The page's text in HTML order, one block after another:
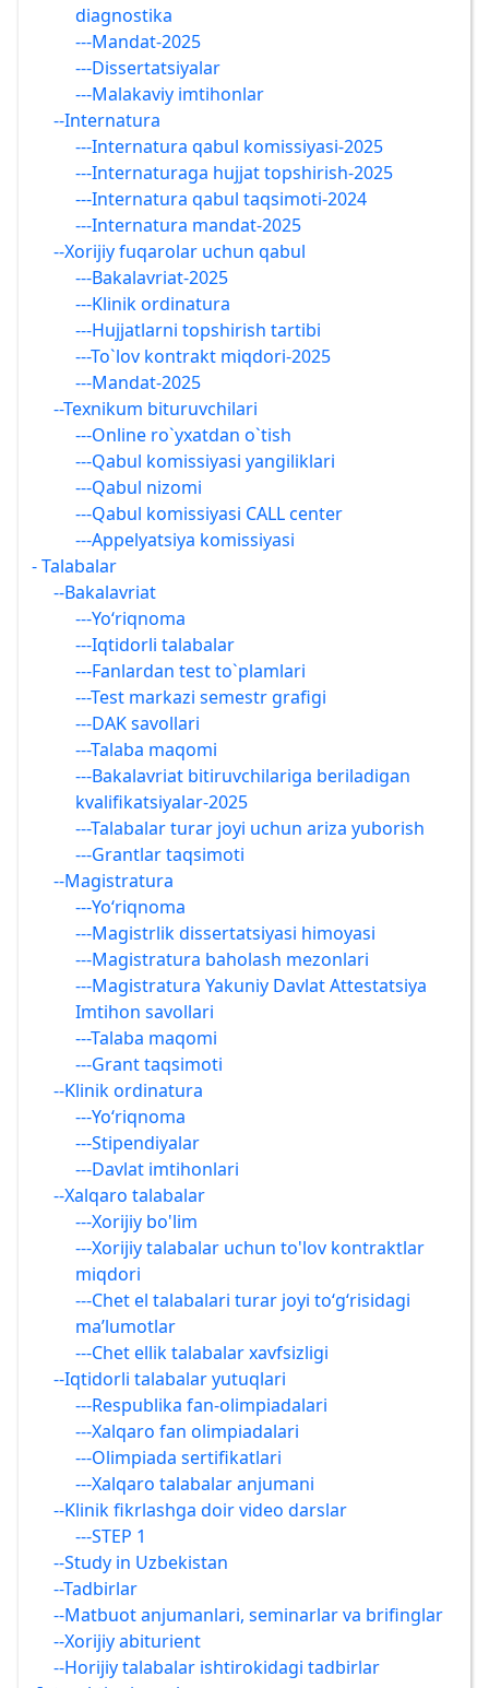
diagnostika
---Mandat-2025
---Dissertatsiyalar
---Malakaviy imtihonlar
--Internatura
---Internatura qabul komissiyasi-2025
---Internaturaga hujjat topshirish-2025
---Internatura qabul taqsimoti-2024
---Internatura mandat-2025
--Xorijiy fuqarolar uchun qabul
---Bakalavriat-2025
---Klinik ordinatura
---Hujjatlarni topshirish tartibi
---To`lov kontrakt miqdori-2025
---Mandat-2025
--Texnikum bituruvchilari
---Online ro`yxatdan o`tish
---Qabul komissiyasi yangiliklari
---Qabul nizomi
---Qabul komissiyasi CALL center
---Appelyatsiya komissiyasi
- Talabalar
--Bakalavriat
---Yo‘riqnoma
---Iqtidorli talabalar
---Fanlardan test to`plamlari
---Test markazi semestr grafigi
---DAK savollari
---Talaba maqomi
---Bakalavriat bitiruvchilariga beriladigan
kvalifikatsiyalar-2025
---Talabalar turar joyi uchun ariza yuborish
---Grantlar taqsimoti
--Magistratura
---Yo‘riqnoma
---Magistrlik dissertatsiyasi himoyasi
---Magistratura baholash mezonlari
---Magistratura Yakuniy Davlat Attestatsiya
Imtihon savollari
---Talaba maqomi
---Grant taqsimoti
--Klinik ordinatura
---Yo‘riqnoma
---Stipendiyalar
---Davlat imtihonlari
--Хalqaro talabalar
---Xorijiy bo'lim
---Xorijiy talabalar uchun to'lov kontraktlar
miqdori
---Chet el talabalari turar joyi to‘g‘risidagi
ma’lumotlar
---Chet ellik talabalar xavfsizligi
--Iqtidorli talabalar yutuqlari
---Respublika fan-olimpiadalari
---Xalqaro fan olimpiadalari
---Olimpiada sertifikatlari
---Xalqaro talabalar anjumani
--Klinik fikrlashga doir video darslar
---STEP 1
--Study in Uzbekistan
--Tadbirlar
--Matbuot anjumanlari, seminarlar va brifinglar
--Xorijiy abiturient
--Horijiy talabalar ishtirokidagi tadbirlar